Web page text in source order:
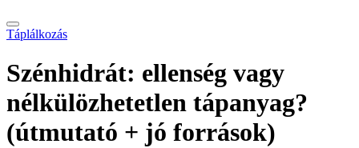
Táplálkozás
Szénhidrát: ellenség vagy
nélkülözhetetlen tápanyag?
(útmutató + jó források)